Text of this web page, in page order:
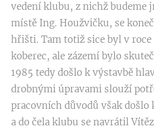
vedení klubu, z nichž budeme
místě Ing. Houžvičku, se
hřišti. Tam totiž sice byl v
koberec, ale zázemí bylo
1985 tedy došlo k výstavbě
drobnými úpravami slouží
pracovních důvodů však došlo
a do čela klubu se navrátil